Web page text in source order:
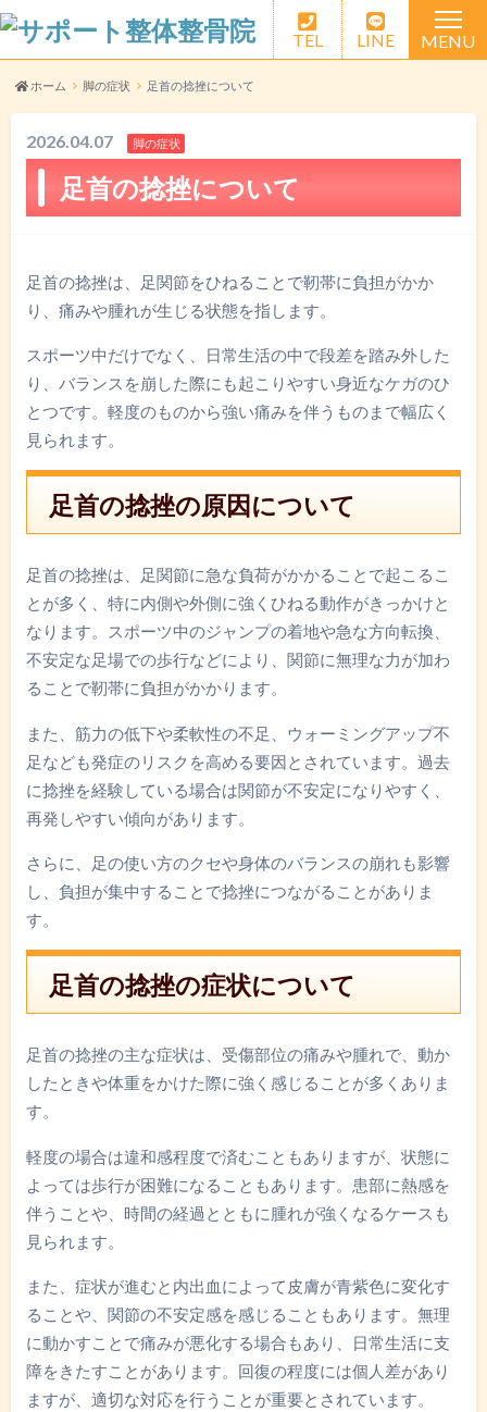
TEL LINE MENU
HOME
料金案内
スタッフ紹介
アクセス
よくある質問
ホーム 脚の症状 足首の捻挫について
2026.04.07 脚の症状
足首の捻挫について
足首の捻挫は、足関節をひねることで靭帯に負担がかか
り、痛みや腫れが生じる状態を指します。
スポーツ中だけでなく、日常生活の中で段差を踏み外した
り、バランスを崩した際にも起こりやすい身近なケガのひ
とつです。軽度のものから強い痛みを伴うものまで幅広く
見られます。
足首の捻挫の原因について
足首の捻挫は、足関節に急な負荷がかかることで起こるこ
とが多く、特に内側や外側に強くひねる動作がきっかけと
なります。スポーツ中のジャンプの着地や急な方向転換、
不安定な足場での歩行などにより、関節に無理な力が加わ
ることで靭帯に負担がかかります。
また、筋力の低下や柔軟性の不足、ウォーミングアップ不
足なども発症のリスクを高める要因とされています。過去
に捻挫を経験している場合は関節が不安定になりやすく、
再発しやすい傾向があります。
さらに、足の使い方のクセや身体のバランスの崩れも影響
し、負担が集中することで捻挫につながることがありま
す。
足首の捻挫の症状について
足首の捻挫の主な症状は、受傷部位の痛みや腫れで、動か
したときや体重をかけた際に強く感じることが多くありま
す。
軽度の場合は違和感程度で済むこともありますが、状態に
よっては歩行が困難になることもあります。患部に熱感を
伴うことや、時間の経過とともに腫れが強くなるケースも
見られます。
また、症状が進むと内出血によって皮膚が青紫色に変化す
ることや、関節の不安定感を感じることもあります。無理
に動かすことで痛みが悪化する場合もあり、日常生活に支
障をきたすことがあります。回復の程度には個人差があり
ますが、適切な対応を行うことが重要とされています。